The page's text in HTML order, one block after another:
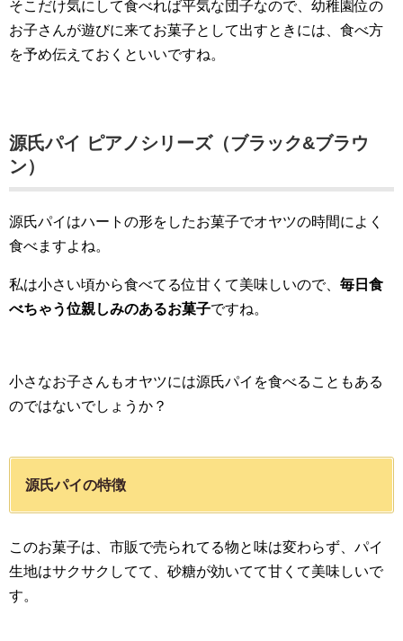
そこだけ気にして食べれば平気な団子なので、幼稚園位の
お子さんが遊びに来てお菓子として出すときには、食べ方
を予め伝えておくといいですね。
源氏パイ ピアノシリーズ（ブラック&ブラウ
ン）
源氏パイはハートの形をしたお菓子でオヤツの時間によく
食べますよね。
私は小さい頃から食べてる位甘くて美味しいので、 毎日食
べちゃう位親しみのあるお菓子ですね。
小さなお子さんもオヤツには源氏パイを食べることもある
のではないでしょうか？
源氏パイの特徴
このお菓子は、市販で売られてる物と味は変わらず、パイ
生地はサクサクしてて、砂糖が効いてて甘くて美味しいで
す。